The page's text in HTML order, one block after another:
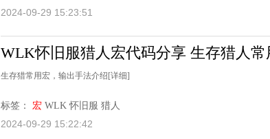
2024-09-29 15:23:51
WLK怀旧服猎人宏代码分享 生存猎人常
生存猎常用宏，输出手法介绍 [详细]
标签： 宏 WLK 怀旧服 猎人
2024-09-29 15:22:42